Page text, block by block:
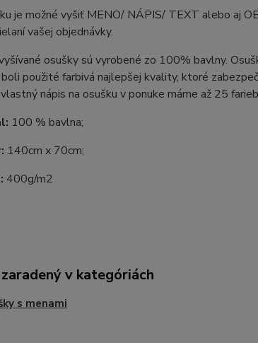
je možné vyšiť MENO/ NÁPIS/ TEXT alebo aj
vašej objednávky.
osušky sú vyrobené zo 100% bavlny.
použité farbivá najlepšej kvality, ktoré
nápis na osušku v ponuke máme až 25
100 % bavlna;
140cm x 70cm;
400g/m2
v kategóriách
s menami